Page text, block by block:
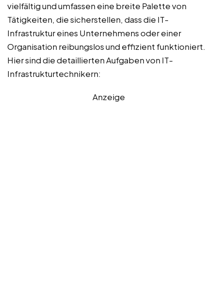
vielfältig und umfassen eine breite Palette von
Tätigkeiten, die sicherstellen, dass die IT-
Infrastruktur eines Unternehmens oder einer
Organisation reibungslos und effizient funktioniert.
Hier sind die detaillierten Aufgaben von IT-
Infrastrukturtechnikern:
Anzeige